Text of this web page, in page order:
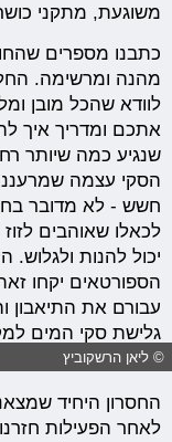
משוגעת, מתקני
כתבנו מספרים
מהנה ומרשימה.
לוודא שהכל מובן
אתכם ומדריך איך
שנגיע כמה שיותר
הסקי עצמה
חשש - לא מדובר
לכאלו שאוהבים
יכול להנות ולגלוש.
הספורטאים יקחו
עבורם את התיאבון
גלישת סקי המים
© ליאן הרשקוביץ
החסרון היחיד
לאחר הפעילות